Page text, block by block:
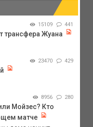
15109 441
трансфера Жуана
23470 429
8956 280
Мойзес? Кто
матче